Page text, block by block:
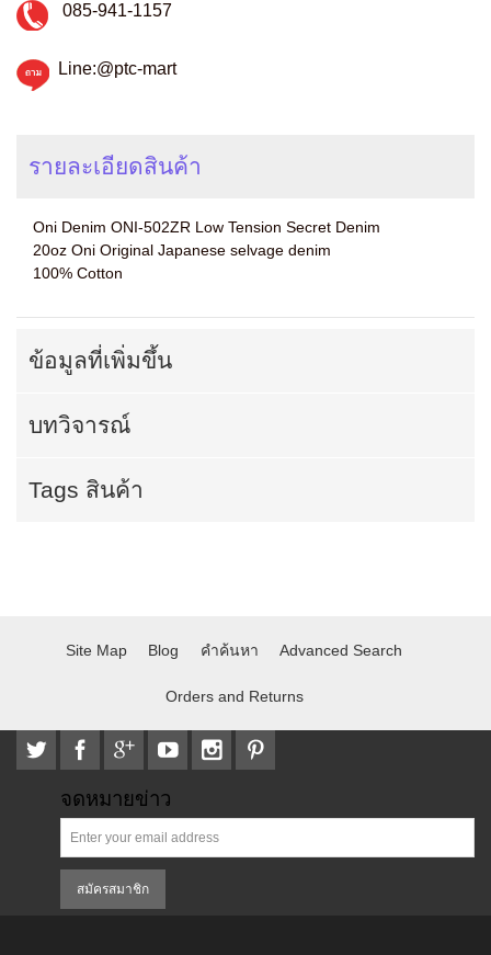
085-941-1157
Line:@ptc-mart
รายละเอียดสินค้า
Oni Denim ONI-502ZR Low Tension Secret Denim
20oz Oni Original Japanese selvage denim
100% Cotton
ข้อมูลที่เพิ่มขึ้น
บทวิจารณ์
Tags สินค้า
Site Map Blog คำค้นหา Advanced Search
Orders and Returns
จดหมายข่าว
สมัครสมาชิก